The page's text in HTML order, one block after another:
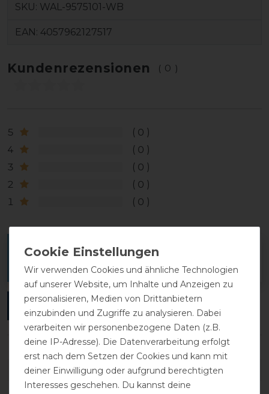
SKU: WAL-9575101-WB
EAN: 4057962127517
Kundenrezensionen (0)
5
0
4
0
3
0
2
0
1
0
Melde dich an, um eine Kundenrezension zu
verfassen.
ANMELDEN
DETAILS ZUR PRODUKTSICHERHEIT
Wir verwenden Cookies und ähnliche Technologien
auf unserer Website, um Inhalte und Anzeigen zu
personalisieren, Medien von Drittanbietern
einzubinden und Zugriffe zu analysieren. Dabei
verarbeiten wir personenbezogene Daten (z.B.
deine IP-Adresse). Die Datenverarbeitung erfolgt
erst nach dem Setzen der Cookies und kann mit
deiner Einwilligung oder aufgrund berechtigten
Interesses geschehen. Du kannst deine